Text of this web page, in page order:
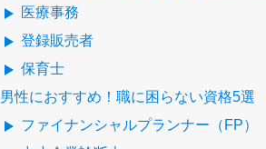
医療事務
登録販売者
保育士
男性におすすめ！職に困らない資格5選
ファイナンシャルプランナー（FP）